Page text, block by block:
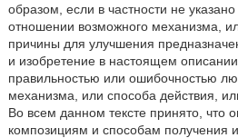
образом, если в частности не
отношении возможного механизма,
причины для улучшения
и изобретение в настоящем
правильностью или ошибочностью
механизма, или способа действия,
Во всем данном тексте принято, что
композициям и способам получения